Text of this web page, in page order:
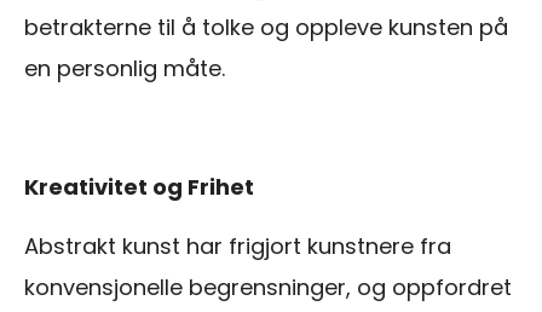
betrakterne til å tolke og oppleve kunsten på
en personlig måte.
Kreativitet og Frihet
Abstrakt kunst har frigjort kunstnere fra
konvensjonelle begrensninger, og oppfordret